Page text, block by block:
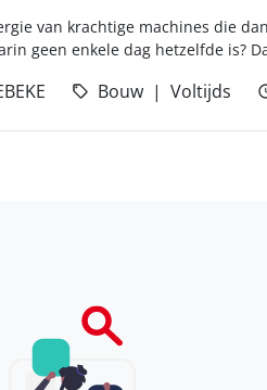
van krachtige machines die
geen enkele dag hetzelfde is?
Bouw Voltijds